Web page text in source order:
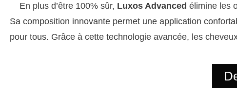
En plus d’être 100% sûr, Luxos Advanced élimine les
Sa composition innovante permet une application
pour tous. Grâce à cette technologie avancée, les